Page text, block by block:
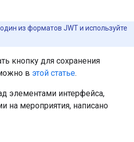
из форматов JWT и используйте
кнопку для сохранения
в этой статье.
элементами интерфейса,
на мероприятия, написано